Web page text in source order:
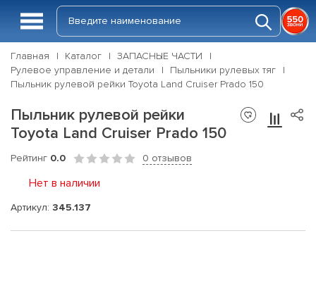
Главная Каталог
ЗАПАСНЫЕ ЧАСТИ
Рулевое управление и детали
Пыльники рулевых тяг
Пыльник рулевой рейки Toyota Land Cruiser Prado 150
Пыльник рулевой рейки
Toyota Land Cruiser Prado 150
Рейтинг 0.0 0 отзывов
Нет в наличии
Артикул: 345.137